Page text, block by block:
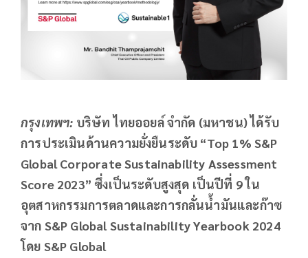
กรุงเทพฯ: บริษัท ไทยออยล์ จำกัด (มหาชน) ได้รับ
การประเมินด้านความยั่งยืนระดับ “Top 1% S&P
Global Corporate Sustainability Assessment
Score 2023” ซึ่งเป็นระดับสูงสุด เป็นปีที่ 9 ใน
อุตสาหกรรมการตลาดและการกลั่นน้ำมันและก๊าซ
จาก S&P Global Sustainability Yearbook 2024
โดย S&P Global